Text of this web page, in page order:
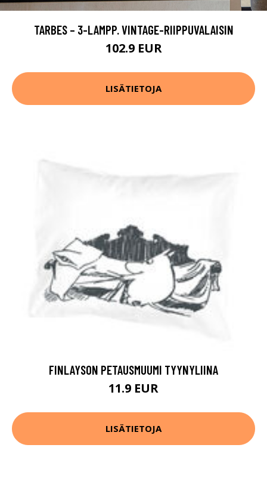
TARBES – 3-LAMPP. VINTAGE-RIIPPUVALAISIN
102.9 EUR
LISÄTIETOJA
FINLAYSON PETAUSMUUMI TYYNYLIINA
11.9 EUR
LISÄTIETOJA